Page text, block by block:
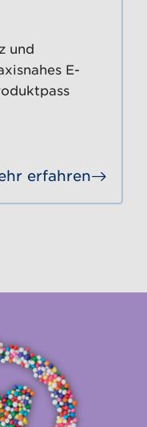
und
E-
erfahren